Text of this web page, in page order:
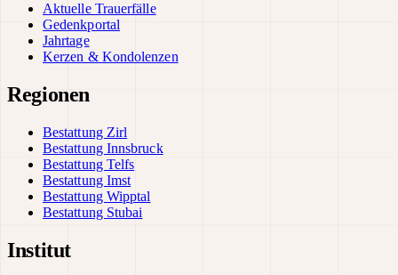
Aktuelle Trauerfälle
Gedenkportal
Jahrtage
Kerzen & Kondolenzen
Regionen
Bestattung Zirl
Bestattung Innsbruck
Bestattung Telfs
Bestattung Imst
Bestattung Wipptal
Bestattung Stubai
Institut